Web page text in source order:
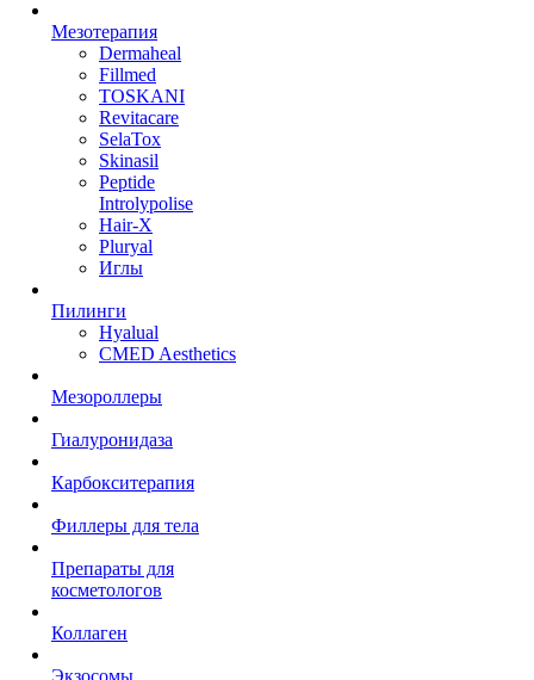
Мезотерапия
Dermaheal
Fillmed
TOSKANI
Revitacare
SelaTox
Skinasil
Peptide
Introlypolise
Hair-X
Pluryal
Иглы
Пилинги
Hyalual
CMED Aesthetics
Мезороллеры
Гиалуронидаза
Карбокситерапия
Филлеры для тела
Препараты для
косметологов
Коллаген
Экзосомы